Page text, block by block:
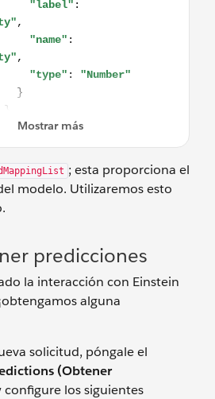
; esta proporciona el
modelo. Utilizaremos esto
predicciones
la interacción con Einstein
alguna
solicitud, póngale el
(Obtener
configure los siguientes